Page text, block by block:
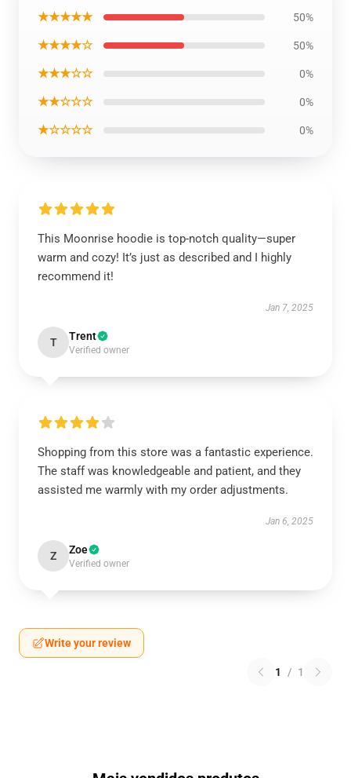
★★★★★ 50%
★★★★☆ 50%
★★★☆☆ 0%
★★☆☆☆ 0%
★☆☆☆☆ 0%
This Moonrise hoodie is top-notch quality—super
warm and cozy! It’s just as described and I highly
recommend it!
Jan 7, 2025
T Trent
Verified owner
Shopping from this store was a fantastic experience.
The staff was knowledgeable and patient, and they
assisted me warmly with my order adjustments.
Jan 6, 2025
Z Zoe
Verified owner
Write your review
1 / 1